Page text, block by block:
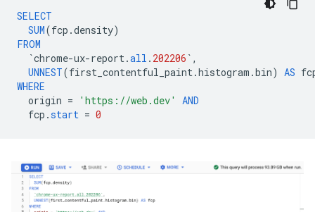
SELECT
SUM(fcp .density)
FROM
`chrome-ux-report.all . 202206 ` ,
UNNEST(first_contentful_paint.histogram .bin) AS
WHERE
origin = 'https://web.dev'
AND
fcp .start = 0